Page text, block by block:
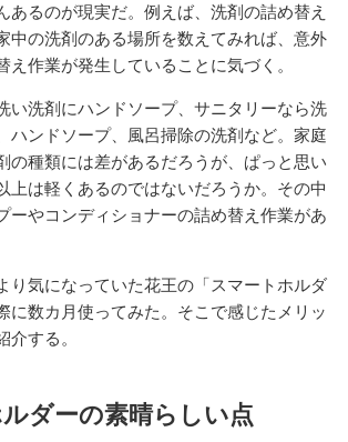
あるのが現実だ。例えば、洗剤の詰め替え
中の洗剤のある場所を数えてみれば、意外
え作業が発生していることに気づく。
い洗剤にハンドソープ、サニタリーなら洗
ハンドソープ、風呂掃除の洗剤など。家庭
の種類には差があるだろうが、ぱっと思い
上は軽くあるのではないだろうか。その中
ーやコンディショナーの詰め替え作業があ
り気になっていた花王の「スマートホルダ
に数カ月使ってみた。そこで感じたメリッ
介する。
ダーの素晴らしい点